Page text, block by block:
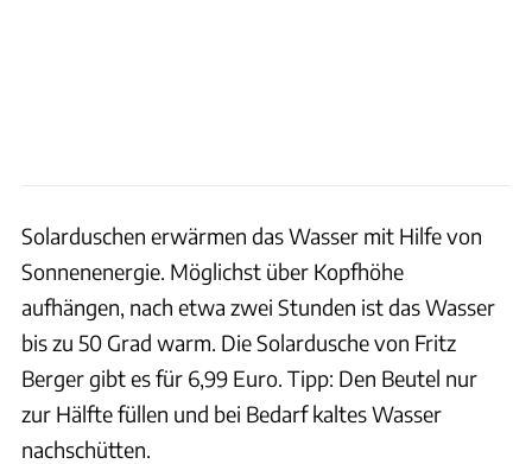
Solarduschen erwärmen das Wasser mit Hilfe von
Sonnenenergie. Möglichst über Kopfhöhe
aufhängen, nach etwa zwei Stunden ist das Wasser
bis zu 50 Grad warm. Die Solardusche von Fritz
Berger gibt es für 6,99 Euro. Tipp: Den Beutel nur
zur Hälfte füllen und bei Bedarf kaltes Wasser
nachschütten.